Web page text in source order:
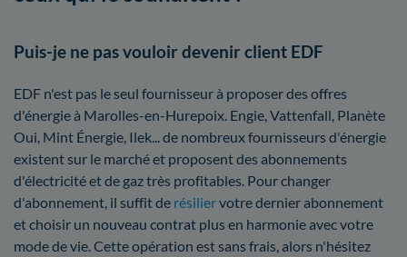
Puis-je ne pas vouloir devenir client EDF
EDF n'est pas le seul fournisseur à proposer des offres
d'énergie à Marolles-en-Hurepoix. Engie, Vattenfall, Planète
Oui, Mint Énergie, Ilek... de nombreux fournisseurs d'énergie
existent sur le marché et proposent des abonnements
d'électricité et de gaz très profitables. Pour changer
d'abonnement, il suffit de résiliervotre dernier abonnement
et choisir un nouveau contrat plus en harmonie avec votre
mode de vie. Cette opération est sans frais, alors n'hésitez